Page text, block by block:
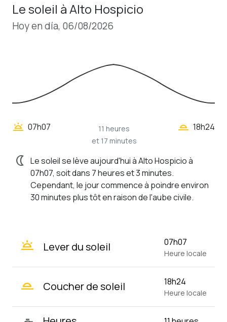
Le soleil à Alto Hospicio
Hoy en día, 06/08/2026
wb_twilight 07h07
11 heures
et 17 minutes
wb_twilight_2 18h24
nightlight Le soleil se lève aujourd'hui à Alto Hospicio à
07h07, soit dans 7 heures et 3 minutes.
Cependant, le jour commence à poindre environ
30 minutes plus tôt en raison de l'aube civile.
wb_twilight Lever du soleil 07h07
Heure locale
wb_twilight_2 Coucher de soleil 18h24
Heure locale